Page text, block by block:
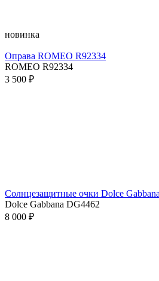
новинка
Оправа ROMEO R92334
ROMEO R92334
3 500 ₽
Солнцезащитные очки Dolce
Dolce Gabbana DG4462
8 000 ₽